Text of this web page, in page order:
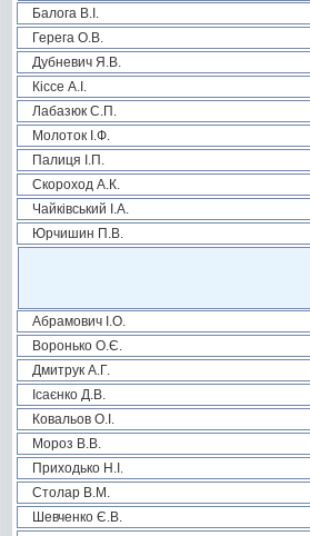
Балога В.І.
Герега О.В.
Дубневич Я.В.
Кіссе А.І.
Лабазюк С.П.
Молоток І.Ф.
Палиця І.П.
Скороход А.К.
Чайківський І.А.
Юрчишин П.В.
Абрамович І.О.
Воронько О.Є.
Дмитрук А.Г.
Ісаєнко Д.В.
Ковальов О.І.
Мороз В.В.
Приходько Н.І.
Столар В.М.
Шевченко Є.В.